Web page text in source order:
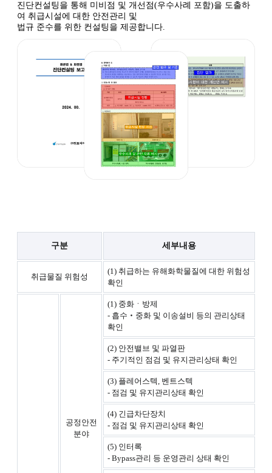
진단컨설팅을 통해 미비점 및 개선점(우수사례 포함)을 도출하
여 취급시설에 대한 안전관리 및
법규 준수를 위한 컨설팅을 제공합니다.
구분 세부내용
취급물질 위험성
(1) 취급하는 유해화학물질에 대한 위험성
확인
공정안전
분야
(1) 중화ㆍ방제
- 흡수‧중화 및 이송설비 등의 관리상태
확인
(2) 안전밸브 및 파열판
- 주기적인 점검 및 유지관리상태 확인
(3) 플레어스텍, 벤트스텍
- 점검 및 유지관리상태 확인
(4) 긴급차단장치
- 점검 및 유지관리상태 확인
(5) 인터록
- Bypass관리 등 운영관리 상태 확인